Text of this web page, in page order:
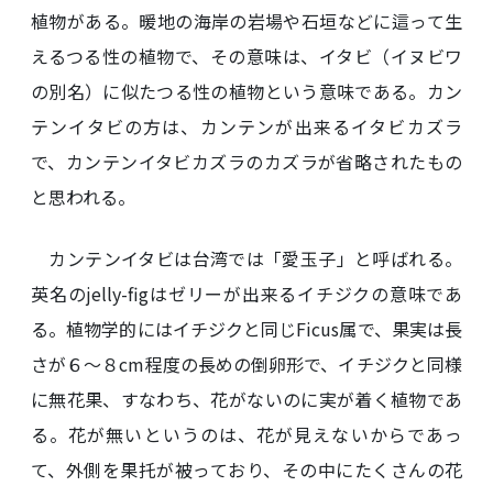
植物がある。暖地の海岸の岩場や石垣などに這って生
えるつる性の植物で、その意味は、イタビ（イヌビワ
の別名）に似たつる性の植物という意味である。カン
テンイタビの方は、カンテンが出来るイタビカズラ
で、カンテンイタビカズラのカズラが省略されたもの
と思われる。
カンテンイタビは台湾では「愛玉子」と呼ばれる。
英名のjelly-figはゼリーが出来るイチジクの意味であ
る。植物学的にはイチジクと同じFicus属で、果実は長
さが６～８cm程度の長めの倒卵形で、イチジクと同様
に無花果、すなわち、花がないのに実が着く植物であ
る。花が無いというのは、花が見えないからであっ
て、外側を果托が被っており、その中にたくさんの花